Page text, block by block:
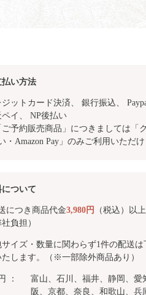
払い方法
ジットカード決済、 銀行振込、
ペイ、 NP後払い
予約販売商品」につきましては「
・Amazon Pay」のみご利用いただけ
ついて
につき商品代金3,980円
（税込）以
社負担）
サイズ・数量に関わらず1件の配送
たします。（※一部除外商品あり）
：
富山、石川、福井、静岡、
阪、京都、奈良、和歌山、